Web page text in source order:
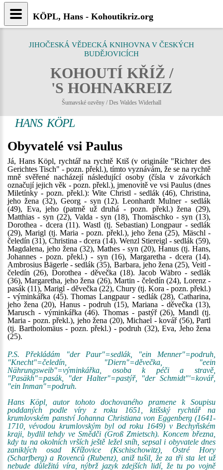
JIHOČESKÁ VĚDECKÁ KNIHOVNA V ČESKÝCH
BUDĚJOVICÍCH
KOHOUTÍ KŘÍŽ /
'S HOHNAKREIZ
Šumavské ozvěny / Des Waldes Widerhall
HANS KÖPL
Obyvatelé vsi Paulus
Já, Hans Köpl, rychtář na rychtě Ktiš (v originále "Richter des
Gerichtes Tisch" - pozn. překl.), tímto vyznávám, že se na rychtě
mně svěřené nacházejí následující osoby (čísla v závorkách
označují jejich věk - pozn. překl.), jmenovitě ve vsi Paulus (dnes
Miletínky - pozn. překl.): Wite Christl - sedlák (46), Christina,
jeho žena (32), Georg - syn (12). Leonhardt Mulner - sedlák
(49), Eva, jeho (patrně už druhá - pozn. překl.) žena (29),
Matthias - syn (22), Valda - syn (18), Thomäschko - syn (13),
Dorothea - dcera (11). Wastl (tj. Sebastian) Longpaur - sedlák
(29), Marigl (tj. Maria - pozn. překl.), jeho žena (25), Mäschl -
čeledín (31), Christina - dcera (14). Wenzl Stiereigl - sedlák (59),
Magdalena, jeho žena (32), Mathes - syn (20), Hanus (tj. Hans,
Johannes - pozn. překl.) - syn (16), Margaretha - dcera (14).
Ambrosius Bägerle - sedlák (35), Barbara, jeho žena (25), Veitl -
čeledín (26), Dorothea - děvečka (18). Jacob Wäbro - sedlák
(36), Margaretha, jeho žena (26), Martin - čeledín (24), Lorenz -
pasák (11), Marigl - děvečka (22), Chury (tj. Kora - pozn. překl.)
- výminkářka (45). Thomas Langpaur - sedlák (28), Catharina,
jeho žena (20), Hanus - podruh (15), Mariana - děvečka (13),
Marusch - výminkářka (46). Thomas - pastýř (26), Mandl (tj.
Maria - pozn. překl.), jeho žena (20), Michael - kovář (56), Partl
(tj. Bartholomäus - pozn. překl.) - podruh (32), Eva, Jeho žena
(25).
P.S. Překládám "der Paur"=sedlák, "ein Menner"=podruh,
"Knecht"=čeledín, "Diern"=děvečka, "eein
Nährungsweib"=výminkářka, osoba k péči a stravě,
"Pasäkh"=pasák, "der Halter"=pastýř, "der Schmidt"'=kovář,
"ein Inman"=podruh.
Hans Köpl, autor tohoto dochovaného pramene k Soupisu
poddaných podle víry z roku 1651, ktišský rychtář na
krumlovském panství Johanna Christiana von Eggenberg (1641-
1710, vévodou krumlovským byl od roku 1649) v Bechyňském
kraji, bydlil tehdy ve Smědči (Groß Zmietsch). Koncem března,
kdy tu na okolních vrších ještě ležel sníh, sepsal i obyvatele dnes
zaniklých osad Křížovice (Kschischowitz), Ostré Hory
(Scharfberg) a Rovenců (Rubenz), aniž tušil, že za tři sta let už
nebude důležitá víra, nýbrž jazyk zdejších lidí, že tu po vojně
KÖPL, Hans - Kohoutikriz.org